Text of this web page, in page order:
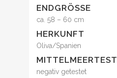
ENDGRÖSSE
ca. 58 – 60 cm
HERKUNFT
Oliva/Spanien
MITTELMEERTEST
negativ getestet